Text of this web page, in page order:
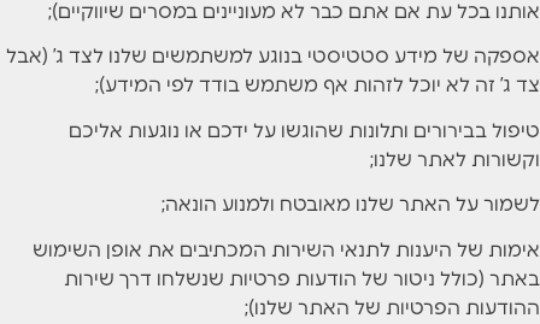
אותנו בכל עת אם אתם כבר לא מעוניינים במסרים שיווקיים);
אספקה של מידע סטטיסטי בנוגע למשתמשים שלנו לצד ג’ (אבל
צד ג’ זה לא יוכל לזהות אף משתמש בודד לפי המידע);
טיפול בבירורים ותלונות שהוגשו על ידכם או נוגעות אליכם
וקשורות לאתר שלנו;
לשמור על האתר שלנו מאובטח ולמנוע הונאה;
אימות של היענות לתנאי השירות המכתיבים את אופן השימוש
באתר (כולל ניטור של הודעות פרטיות שנשלחו דרך שירות
ההודעות הפרטיות של האתר שלנו);